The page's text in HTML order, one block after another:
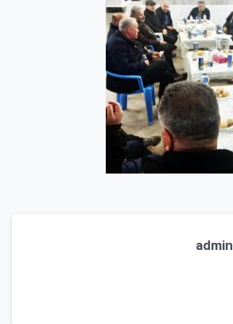
admin